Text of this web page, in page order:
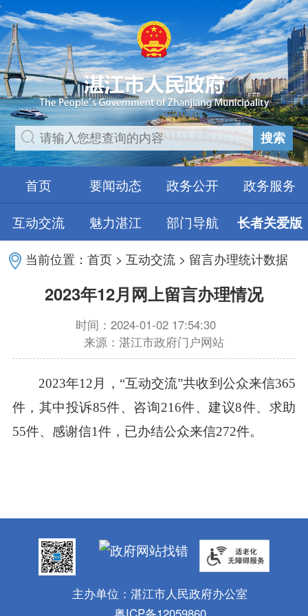
搜索
首页 要闻动态 政务公开
政务服务
互动交流
魅力湛江 部门导航 长者关爱版
当前位置：首页 >互动交流 > 留言办理统计数据
2023年12月网上留言办理情况
时间：2024-01-02 17:54:30
来源：湛江市政府门户网站
2023年12月，“互动交流”共收到公众来信365
件，其中投诉85件、咨询216件、建议8件、求助
55件、感谢信1件，已办结公众来信272件。
主办单位：湛江市人民政府办公室